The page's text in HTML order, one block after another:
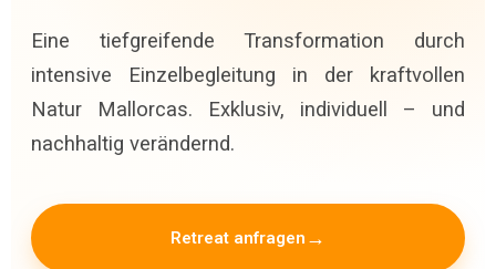
Eine tiefgreifende Transformation durch
intensive Einzelbegleitung in der kraftvollen
Natur Mallorcas. Exklusiv, individuell – und
nachhaltig verändernd.
Retreat anfragen